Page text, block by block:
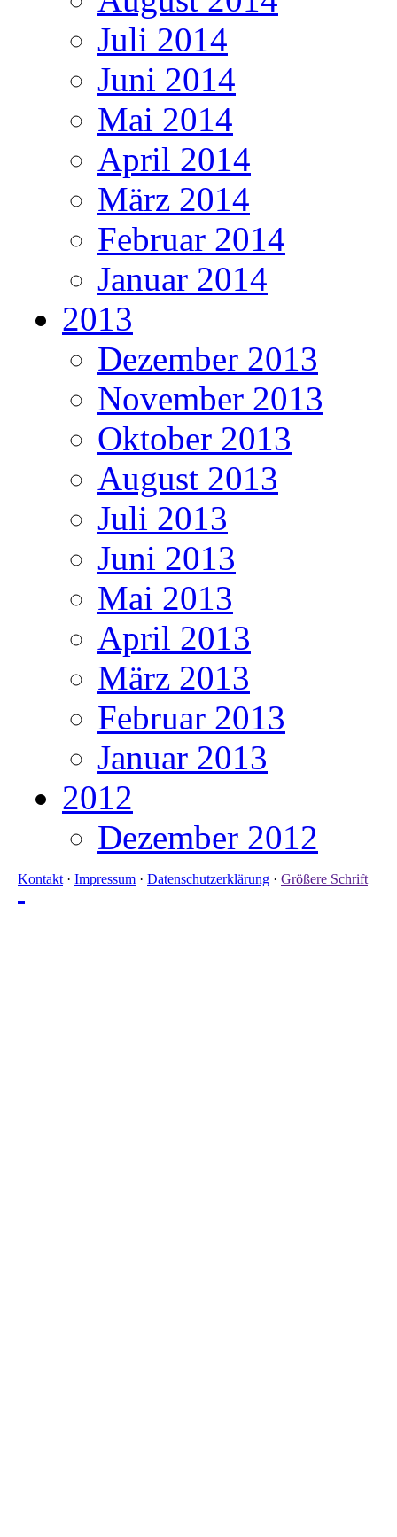
Juli 2014
Juni 2014
Mai 2014
April 2014
März 2014
Februar 2014
Januar 2014
2013
Dezember 2013
November 2013
Oktober 2013
August 2013
Juli 2013
Juni 2013
Mai 2013
April 2013
März 2013
Februar 2013
Januar 2013
2012
Dezember 2012
Kontakt · Impressum · Datenschutzerklärung · Größere Schrift